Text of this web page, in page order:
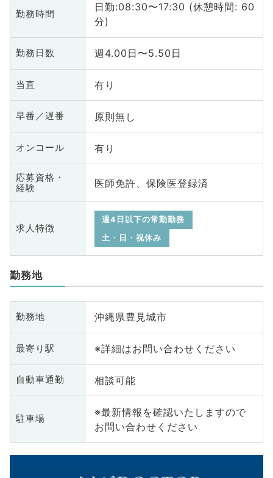
勤務時間
日勤:08:30〜17:30 (休憩時間: 60
分)
勤務日数 週4.00日〜5.50日
当直 有り
早番／遅番 原則無し
オンコール 有り
応募資格・
経験
医師免許、保険医登録済
求人特徴
週4日以下の常勤勤務
土・日・祝休み
勤務地
勤務地 沖縄県豊見城市
最寄り駅 ※詳細はお問い合わせください
自動車通勤 相談可能
駐車場
※最新情報を確認いたしますので
お問い合わせください